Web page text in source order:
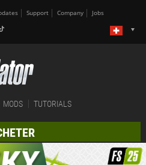
Support Company Jobs
MODS TUTORIALS